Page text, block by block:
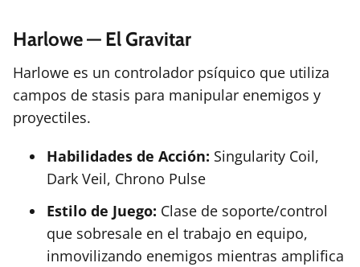
Harlowe — El Gravitar
Harlowe es un controlador psíquico que utiliza
campos de stasis para manipular enemigos y
proyectiles.
Habilidades de Acción: Singularity Coil,
Dark Veil, Chrono Pulse
Estilo de Juego: Clase de soporte/control
que sobresale en el trabajo en equipo,
inmovilizando enemigos mientras amplifica